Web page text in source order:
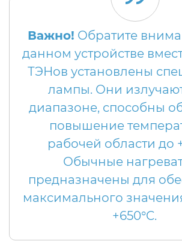
Важно! Обратите
данном устройстве
ТЭНов установлены
лампы. Они
диапазоне, способны
повышение
рабочей области до
Обычные
предназначены для
максимального
+650°C.